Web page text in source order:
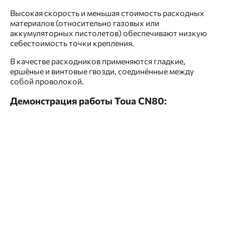
Высокая скорость и меньшая стоимость расходных
материалов (относительно газовых или
аккумуляторных пистолетов) обеспечивают низкую
себестоимость точки крепления.
В качестве расходников применяются гладкие,
ершёные и винтовые гвозди, соединённые между
собой проволокой.
Демонстрация работы Toua CN80: